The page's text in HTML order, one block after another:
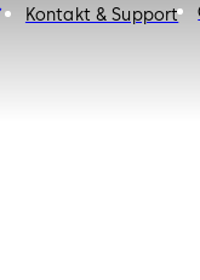
Kontakt & Support